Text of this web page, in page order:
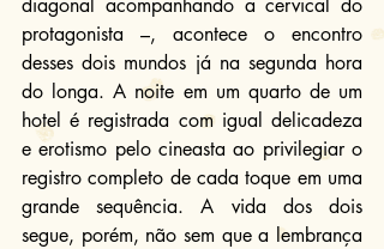
diagonal acompanhando a cervical do
protagonista –, acontece o encontro
desses dois mundos já na segunda hora
do longa. A noite em um quarto de um
hotel é registrada com igual delicadeza
e erotismo pelo cineasta ao privilegiar o
registro completo de cada toque em uma
grande sequência. A vida dos dois
segue, porém, não sem que a lembrança